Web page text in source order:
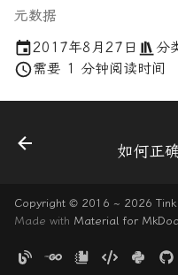
元数据
2017年8月27日
分
需要 1 分钟阅读时间
如何正
Copyright © 2016 ~ 2026 Tink
Made with Material for